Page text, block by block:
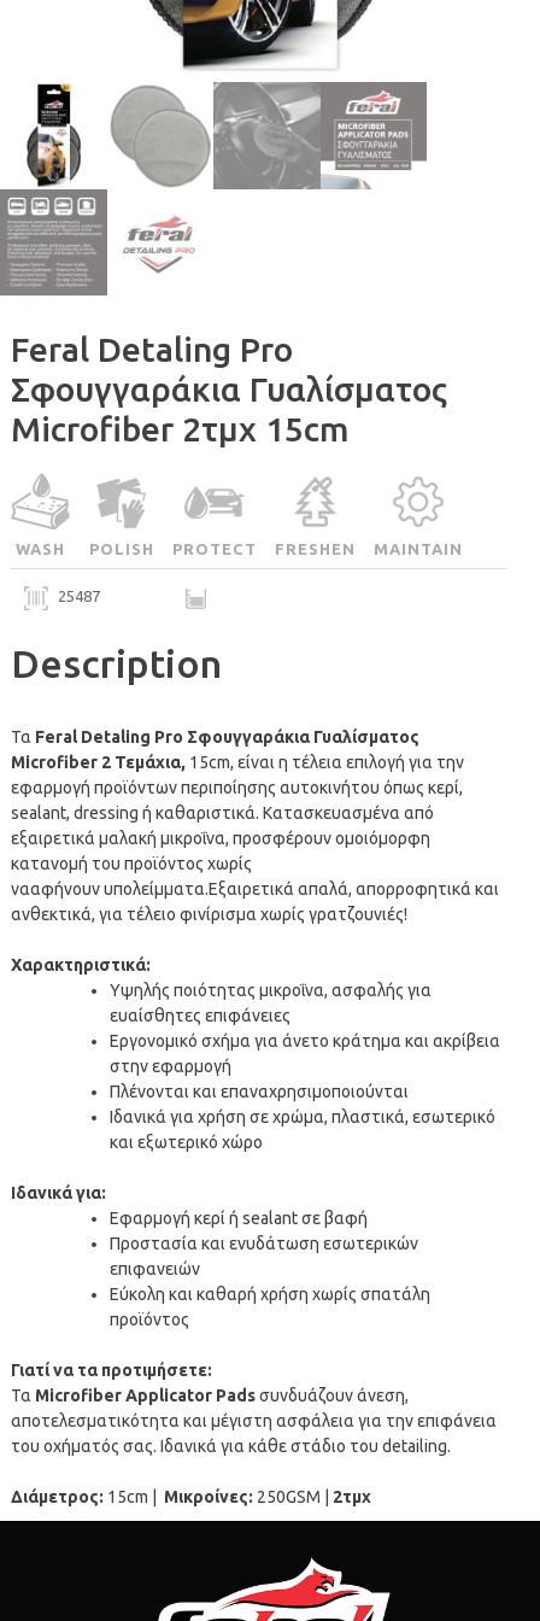
Feral Detaling Pro
Σφουγγαράκια Γυαλίσματος
Microfiber 2τμχ 15cm
WASH POLISH PROTECT FRESHEN MAINTAIN
25487
Description
Τα Feral Detaling Pro Σφουγγαράκια Γυαλίσματος
Microfiber 2 Τεμάχια, 15cm, είναι η τέλεια επιλογή για την
εφαρμογή προϊόντων περιποίησης αυτοκινήτου όπως κερί,
sealant, dressing ή καθαριστικά. Κατασκευασμένα από
εξαιρετικά μαλακή μικροΐνα, προσφέρουν ομοιόμορφη
κατανομή του προϊόντος χωρίς
νααφήνουνυπολείμματα.Εξαιρετικά απαλά, απορροφητικά και
ανθεκτικά, για τέλειο φινίρισμα χωρίς γρατζουνιές!
Χαρακτηριστικά:
Υψηλής ποιότητας μικροΐνα, ασφαλής για
ευαίσθητες επιφάνειες
Εργονομικό σχήμα για άνετο κράτημα και ακρίβεια
στην εφαρμογή
Πλένονται και επαναχρησιμοποιούνται
Ιδανικά για χρήση σε χρώμα, πλαστικά, εσωτερικό
και εξωτερικό χώρο
Ιδανικά για:
Εφαρμογή κερί ή sealant σε βαφή
Προστασία και ενυδάτωση εσωτερικών
επιφανειών
Εύκολη και καθαρή χρήση χωρίς σπατάλη
προϊόντος
Γιατί να τα προτιμήσετε:
Τα Microfiber Applicator Padsσυνδυάζουν άνεση,
αποτελεσματικότητα και μέγιστη ασφάλεια για την επιφάνεια
του οχήματός σας. Ιδανικά για κάθε στάδιο του detailing.
Διάμετρος: 15cm | Μικροίνες: 250GSM | 2τμχ